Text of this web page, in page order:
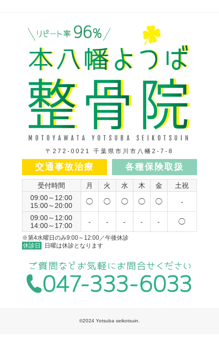
〒272-0021 千葉県市川市八幡2-7-8
交通事故治療 各種保険取扱
受付時間 月 火 水 木 金
土祝
09:00～12:00
15:00～20:00
◯ ◯ ◯ ◯ ◯ -
09:00～12:00
14:00～17:00
- - - - - ◯
※第4水曜日のみ9:00～12:00／午後休診
休診日
日曜は休診となります
©2024 Yotsuba seikotsuin.